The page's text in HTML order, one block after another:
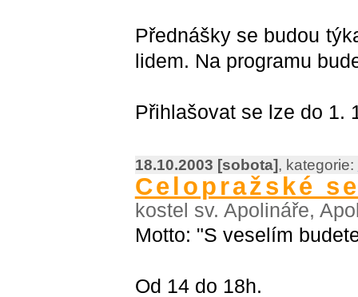
Přednášky se budou
lidem. Na programu
Přihlašovat se lze do 1.
18.10.2003 [sobota], kategorie:
Celopražské
kostel sv. Apolináře,
Motto: "S veselím
Od 14 do 18h.